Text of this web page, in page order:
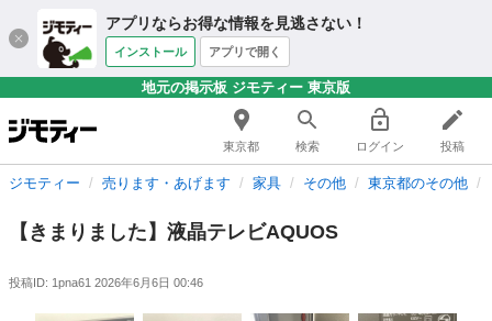
アプリならお得な情報を見逃さない！
インストール アプリで開く
地元の掲示板 ジモティー 東京版
東京都 検索 ログイン 投稿
ジモティー 売ります・あげます 家具 その他 東京都のその他
【きまりました】液晶テレビAQUOS
投稿ID: 1pna61 2026年6月6日 00:46